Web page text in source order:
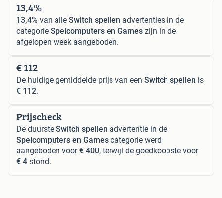
13,4%
13,4% van alle Switch spellen advertenties in de
categorie Spelcomputers en Games zijn in de
afgelopen week aangeboden.
€ 112
De huidige gemiddelde prijs van een Switch spellen is
€ 112.
Prijscheck
De duurste Switch spellen advertentie in de
Spelcomputers en Games categorie werd
aangeboden voor€ 400, terwijl de goedkoopste voor
€ 4 stond.